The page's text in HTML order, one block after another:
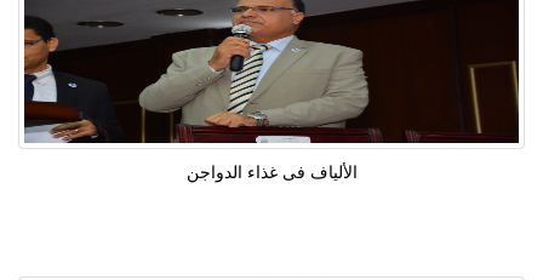
الألياف فى غذاء الدواجن